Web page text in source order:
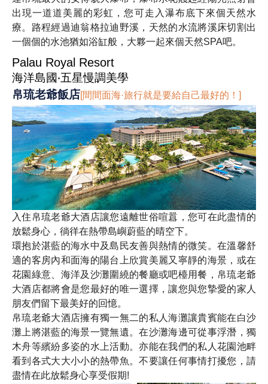
出現一道道美麗的彩虹，您可走入瀑布底下來個天然水
療。路程經過迪翁格拉迪野溪，天然的水流將溪床切割出
一個個的水池猶如浴缸般，大夥一起來個天然SPA吧。
Palau Royal Resort
海洋島國‧五星慢調美學
帛琉老爺飯店[間間面海·旅行就是要給自己最好的！]
入住帛琉老爺大酒店讓您遠離世俗喧囂，您可在此盡情的
放鬆身心，徜徉在熱帶島嶼蔚藍的晴空下。
環抱於湛藍的海水中及島民友善與熱情的微笑。在溫馨舒
適的客房內和面海的陽台上欣賞美麗又寧靜的海景，或在
花園綠意、海洋及沙灘圍繞的餐廳或吧檯用餐，帛琉老爺
大酒店都將會是您最好的唯一選擇，讓您與您摯愛的家人
朋友們留下最美好的回憶。
帛琉老爺大酒店擁有獨一無二的私人海灘讓貴賓能在白沙
灘上將湛藍的海景一覽無遺。在沙灘海邊可從事浮潛，獨
木舟等繽紛多姿的水上活動。亦能在我們的私人花園池畔
看到各式大大小小的熱帶魚。不要讓任何事情打擾您，請
盡情在此放鬆身心享受假期!